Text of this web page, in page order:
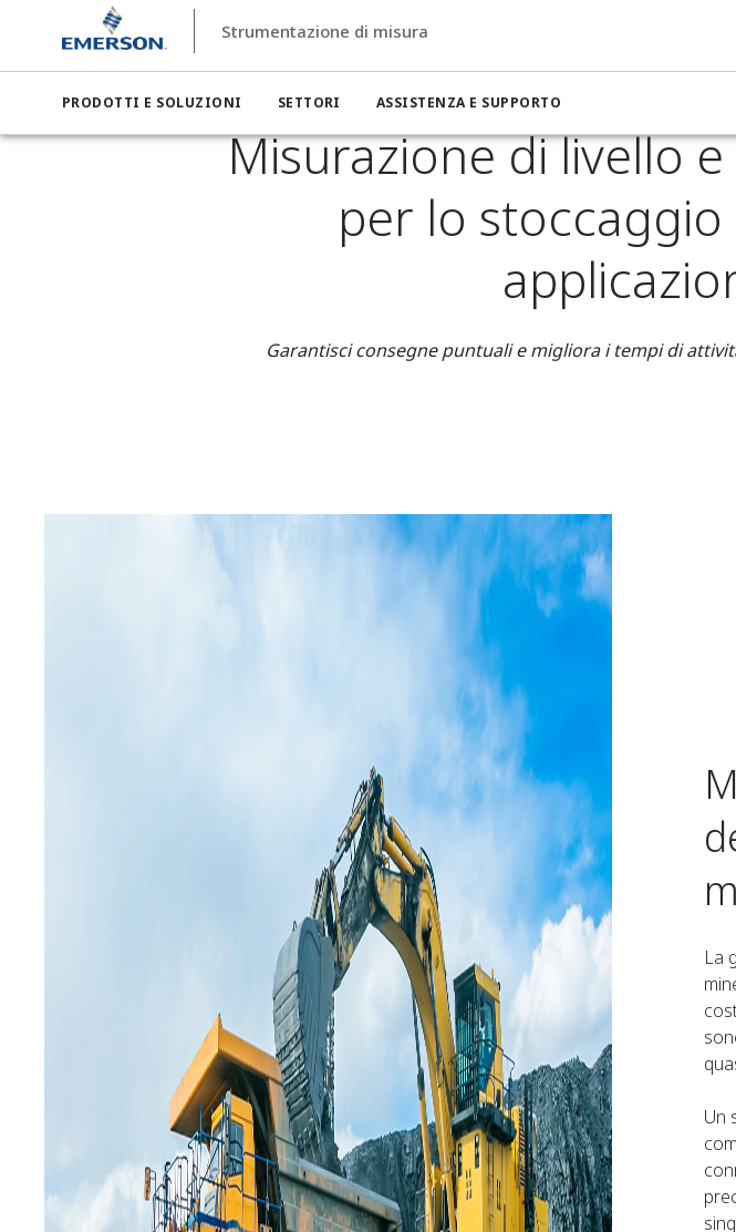
Strumentazione di misura
PRODOTTI E SOLUZIONI SETTORI ASSISTENZA E SUPPORTO
Strumentazione di misura
Misurazione di livello e controllo dell'inventario per lo stoccaggio del combustibile in
Misurazione di livello
per lo
Garantisci consegne puntuali e migliora i tempi di
La
Un